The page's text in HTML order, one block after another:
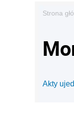
Strona
Akty